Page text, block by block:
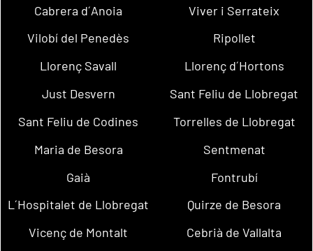
Cabrera d´Anoia
Viver i Serrateix
Vilobí del Penedès
Ripollet
Llorenç Savall
Llorenç d´Hortons
Just Desvern
Sant Feliu de Llobregat
Sant Feliu de Codines
Torrelles de Llobregat
Maria de Besora
Sentmenat
Gaià
Fontrubí
L´Hospitalet de Llobregat
Quirze de Besora
Vicenç de Montalt
Cebrià de Vallalta